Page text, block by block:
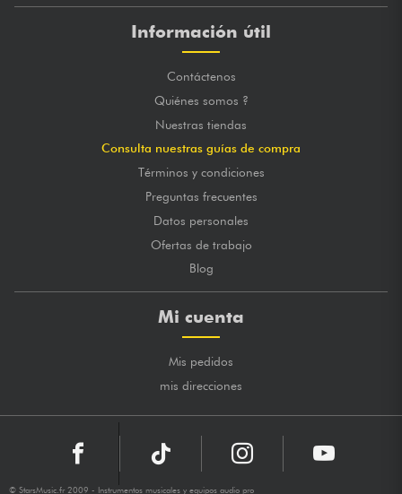
Información útil
Contáctenos
Quiénes somos ?
Nuestras tiendas
Consulta nuestras guías de compra
Términos y condiciones
Preguntas frecuentes
Datos personales
Ofertas de trabajo
Blog
Mi cuenta
Mis pedidos
mis direcciones
© StarsMusic.fr 2009 - Instrumentos musicales y equipos audio pro